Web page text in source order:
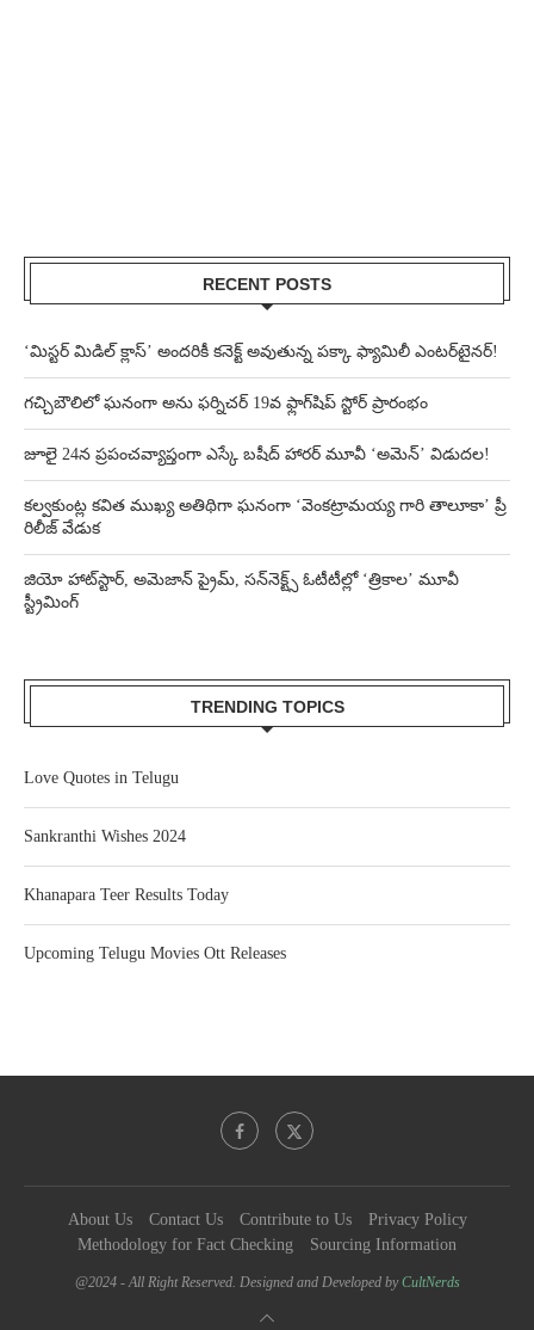
RECENT POSTS
‘మిస్టర్ మిడిల్ క్లాస్’ అందరికీ కనెక్ట్ అవుతున్న పక్కా ఫ్యామిలీ ఎంటర్‌టైనర్!
గచ్చిబౌలిలో ఘనంగా అను ఫర్నిచర్ 19వ ఫ్లాగ్‌షిప్ స్టోర్ ప్రారంభం
జూలై 24న ప్రపంచవ్యాప్తంగా ఎస్కే బషీద్‌ హారర్ మూవీ ‘అమెన్’ విడుదల!
కల్వకుంట్ల కవిత ముఖ్య అతిథిగా ఘనంగా ‘వెంకట్రామయ్య గారి తాలూకా’ ప్రీ
రిలీజ్ వేడుక
జియో హాట్‌స్టార్, అమెజాన్ ప్రైమ్, సన్‌నెక్ట్స్ ఓటీటీల్లో ‘త్రికాల’ మూవీ
స్ట్రీమింగ్
TRENDING TOPICS
Love Quotes in Telugu
Sankranthi Wishes 2024
Khanapara Teer Results Today
Upcoming Telugu Movies Ott Releases
About Us Contact Us Contribute to Us
Privacy Policy
Methodology for Fact Checking
Sourcing Information
@2024 - All Right Reserved. Designed and Developed byCultNerds